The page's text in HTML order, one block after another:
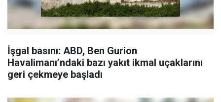
İşgal basını: ABD, Ben Gurion
Havalimanı’ndaki bazı yakıt ikmal uçaklarını
geri çekmeye başladı